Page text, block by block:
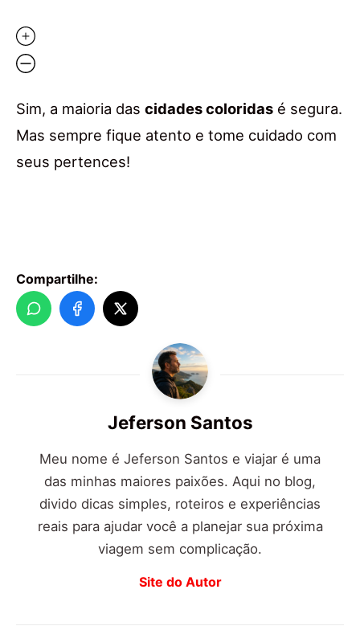
Sim, a maioria das cidades coloridas é segura.
Mas sempre fique atento e tome cuidado com
seus pertences!
Compartilhe:
Jeferson Santos
Meu nome é Jeferson Santos e viajar é uma
das minhas maiores paixões. Aqui no blog,
divido dicas simples, roteiros e experiências
reais para ajudar você a planejar sua próxima
viagem sem complicação.
Site do Autor